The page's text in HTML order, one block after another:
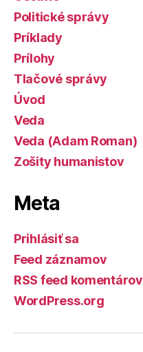
Politické správy
Príklady
Prílohy
Tlačové správy
Úvod
Veda
Veda (Adam Roman)
Zošity humanistov
Meta
Prihlásiť sa
Feed záznamov
RSS feed komentárov
WordPress.org